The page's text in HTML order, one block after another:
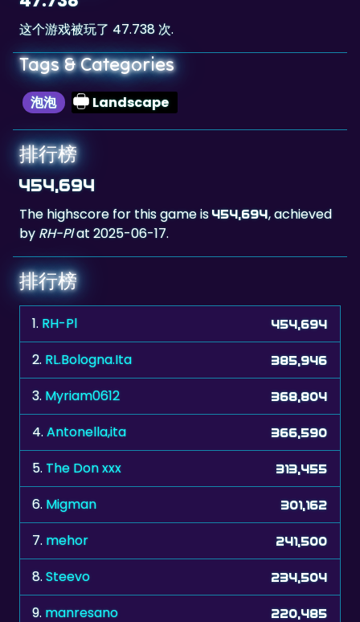
Tags & Categories
泡泡 Landscape
排行榜
454,694
The highscore for this game is
byRH-Plat 2025-06-17.
排行榜
1.RH-Pl
2.RL.Bologna.Ita 385,946
3. Myriam0612 368,804
4.Antonella,ita 366,590
5. The Don xxx 313,455
6. Migman 301,162
7. mehor 241,500
8. Steevo 234,504
9. manresano 220,485
10.bull7448 182,549